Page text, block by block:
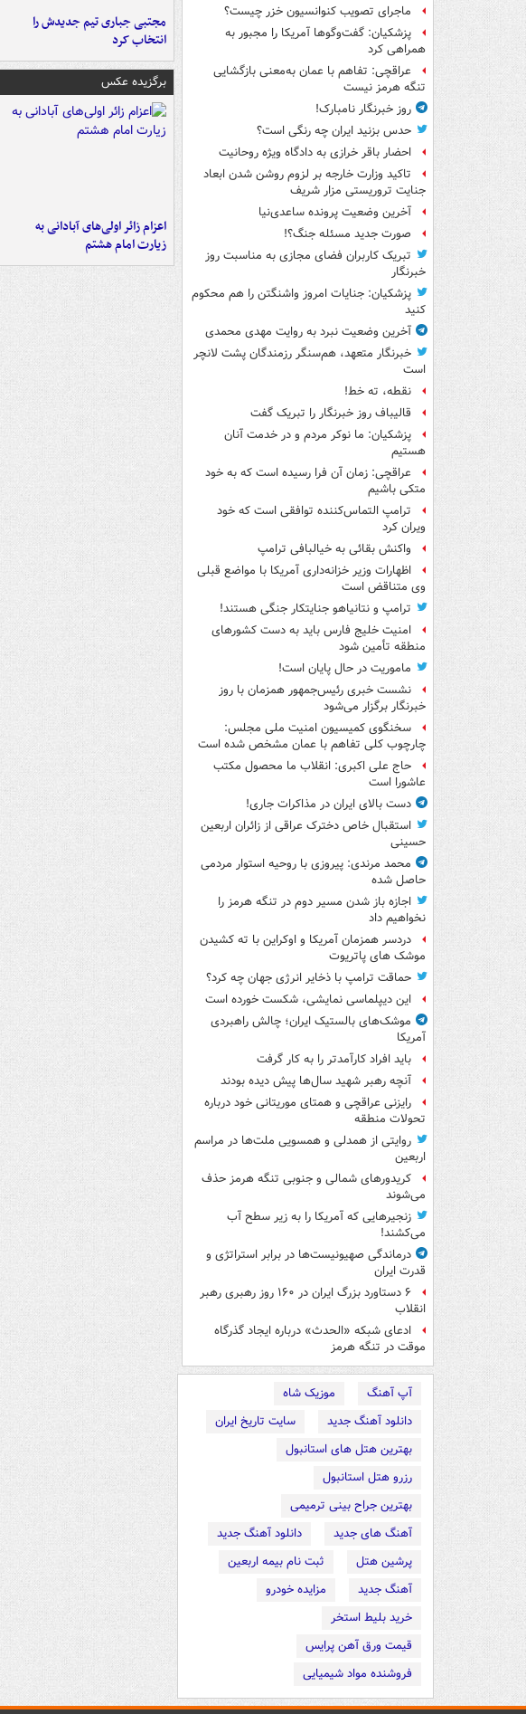
ماجرای تصویب کنوانسیون خزر چیست؟
پزشکیان: گفت‌وگوها آمریکا را مجبور به
همراهی کرد
عراقچی: تفاهم با عمان به‌معنی بازگشایی
تنگه هرمز نیست
روز خبرنگار نامبارک!
حدس بزنید ایران چه رنگی است؟
احضار باقر خرازی به دادگاه ویژه روحانیت
تاکید وزارت خارجه بر لزوم روشن شدن ابعاد
جنایت تروریستی مزار شریف
آخرین وضعیت پرونده ساعدی‌نیا
صورت جدید مسئله جنگ؟!
تبریک کاربران فضای مجازی به مناسبت روز
خبرنگار
پزشکیان: جنایات امروز واشنگتن را هم محکوم
کنید
آخرین وضعیت نبرد به روایت مهدی محمدی
خبرنگار متعهد، هم‌سنگر رزمندگان پشت لانچر
است
نقطه، ته خط!
قالیباف روز خبرنگار را تبریک گفت
پزشکیان: ما نوکر مردم و در خدمت آنان
هستیم
عراقچی: زمان آن فرا رسیده است که به خود
متکی باشیم
ترامپ التماس‌کننده توافقی است که خود
ویران کرد
واکنش بقائی به خیالبافی ترامپ
اظهارات وزیر خزانه‌داری آمریکا با مواضع قبلی
وی متناقض است
ترامپ و نتانیاهو جنایتکار جنگی هستند!
امنیت خلیج فارس باید به دست کشورهای
منطقه تأمین شود
ماموریت در حال پایان است!
نشست خبری رئیس‌جمهور همزمان با روز
خبرنگار برگزار می‌شود
سخنگوی کمیسیون امنیت ملی مجلس:
چارچوب کلی تفاهم با عمان مشخص شده است
حاج علی اکبری: انقلاب ما محصول مکتب
عاشورا است
دست بالای ایران در مذاکرات جاری!
استقبال خاص دخترک عراقی از زائران اربعین
حسینی
محمد مرندی: پیروزی با روحیه استوار مردمی
حاصل شده
اجازه باز شدن مسیر دوم در تنگه هرمز را
نخواهیم داد
دردسر همزمان آمریکا و اوکراین با ته کشیدن
موشک های پاتریوت
حماقت ترامپ با ذخایر انرژی جهان چه کرد؟
این دیپلماسی نمایشی، شکست خورده است
موشک‌های بالستیک ایران؛ چالش راهبردی
آمریکا
باید افراد کارآمدتر را به کار گرفت
آنچه رهبر شهید سال‌ها پیش دیده بودند
رایزنی عراقچی و همتای موریتانی خود درباره
تحولات منطقه
روایتی از همدلی و همسویی ملت‌ها در مراسم
اربعین
کریدورهای شمالی و جنوبی تنگه هرمز حذف
می‌شوند
زنجیرهایی که آمریکا را به زیر سطح آب
می‌کشند!
درماندگی صهیونیست‌ها در برابر استراتژی و
قدرت ایران
۶ دستاورد بزرگ ایران در ۱۶۰ روز رهبری رهبر
انقلاب
ادعای شبکه «الحدث» درباره ایجاد گذرگاه
موقت در تنگه هرمز
آپ آهنگ
موزیک شاه
دانلود آهنگ جدید
سایت تاریخ ایران
بهترین هتل های استانبول
رزرو هتل استانبول
بهترین جراح بینی ترمیمی
آهنگ های جدید
دانلود آهنگ جدید
پرشین هتل
ثبت نام بیمه اربعین
آهنگ جدید
مزایده خودرو
خرید بلیط استخر
قیمت ورق آهن پرایس
فروشنده مواد شیمیایی
مجتبی جباری تیم جدیدش را
انتخاب کرد
برگزیده عکس
اعزام زائر اولی‌های آبادانی به
زیارت امام هشتم